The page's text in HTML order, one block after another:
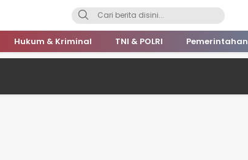
Hukum & Kriminal TNI & POLRI Pemerintahan